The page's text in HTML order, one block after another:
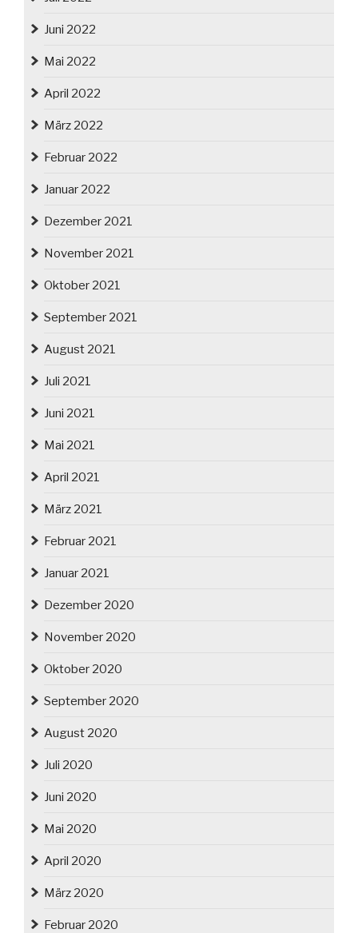
Juni 2022
Mai 2022
April 2022
März 2022
Februar 2022
Januar 2022
Dezember 2021
November 2021
Oktober 2021
September 2021
August 2021
Juli 2021
Juni 2021
Mai 2021
April 2021
März 2021
Februar 2021
Januar 2021
Dezember 2020
November 2020
Oktober 2020
September 2020
August 2020
Juli 2020
Juni 2020
Mai 2020
April 2020
März 2020
Februar 2020